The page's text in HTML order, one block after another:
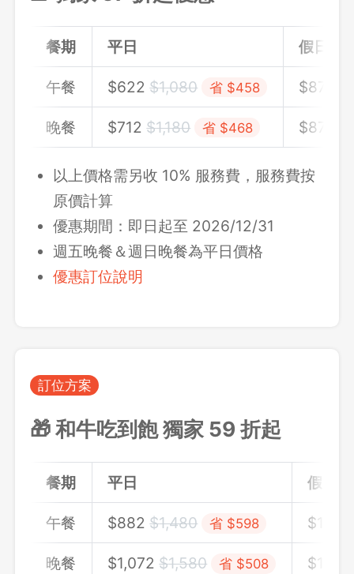
餐期 平日 假日
午餐 $622 $1,080 省 $458 $871
晚餐 $712 $1,180 省 $468 $871
以上價格需另收 10% 服務費，服務費按
原價計算
優惠期間：即日起至 2026/12/31
週五晚餐＆週日晚餐為平日價格
優惠訂位說明
訂位方案
🎁 和牛吃到飽 獨家 59 折起
餐期 平日 假日
午餐 $882 $1,480 省 $598 $1,131
晚餐 $1,072 $1,580 省 $508 $1,131